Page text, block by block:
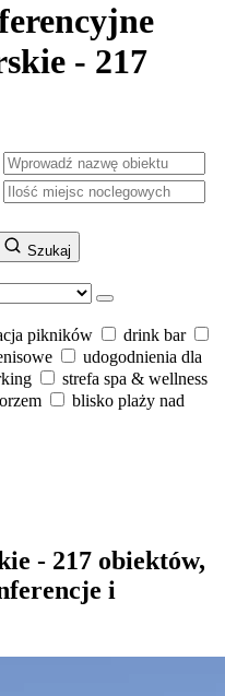
- 217
Szukaj
pikników
drink bar
udogodnienia dla
strefa spa & wellness
blisko plaży nad
- 217 obiektów,
i